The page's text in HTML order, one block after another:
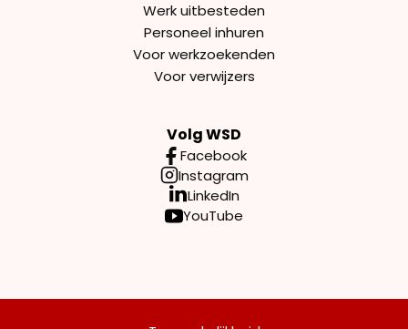
Werk uitbesteden
Personeel inhuren
Voor werkzoekenden
Voor verwijzers
Volg WSD
Facebook
Instagram
LinkedIn
YouTube